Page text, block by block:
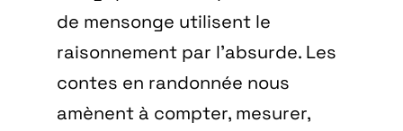
de mensonge utilisent le
raisonnement par l’absurde. Les
contes en randonnée nous
amènent à compter, mesurer,